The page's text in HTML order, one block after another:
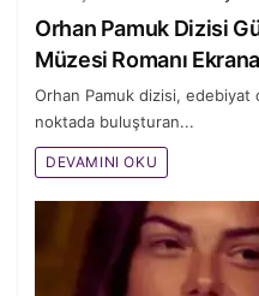
Orhan Pamuk Dizisi
Müzesi Romanı
Orhan Pamuk dizisi, edebiyat
noktada buluşturan...
DEVAMINI OKU